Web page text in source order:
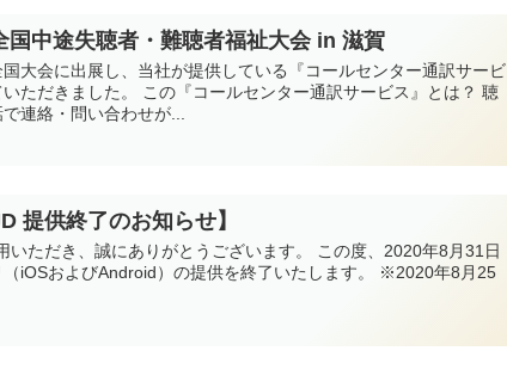
国中途失聴者・難聴者福祉大会 in 滋賀
大会に出展し、当社が提供している『コールセンター通訳サービ
ただきました。 この『コールセンター通訳サービス』とは？ 聴
連絡・問い合わせが...
提供終了のお知らせ】
いただき、誠にありがとうございます。 この度、2020年8月31日
（iOSおよびAndroid）の提供を終了いたします。 ※2020年8月25